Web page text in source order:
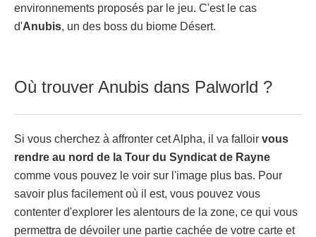
environnements proposés par le jeu. C'est le cas
d'Anubis, un des boss du biome Désert.
Où trouver Anubis dans Palworld ?
Si vous cherchez à affronter cet Alpha, il va falloir vous
rendre au nord de la Tour du Syndicat de Rayne
comme vous pouvez le voir sur l'image plus bas. Pour
savoir plus facilement où il est, vous pouvez vous
contenter d'explorer les alentours de la zone, ce qui vous
permettra de dévoiler une partie cachée de votre carte et